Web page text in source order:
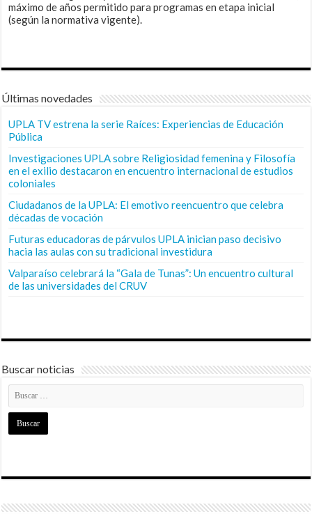
máximo de años permitido para programas en etapa inicial
(según la normativa vigente).
Últimas novedades
UPLA TV estrena la serie Raíces: Experiencias de Educación
Pública
Investigaciones UPLA sobre Religiosidad femenina y Filosofía
en el exilio destacaron en encuentro internacional de estudios
coloniales
Ciudadanos de la UPLA: El emotivo reencuentro que celebra
décadas de vocación
Futuras educadoras de párvulos UPLA inician paso decisivo
hacia las aulas con su tradicional investidura
Valparaíso celebrará la “Gala de Tunas”: Un encuentro cultural
de las universidades del CRUV
Buscar noticias